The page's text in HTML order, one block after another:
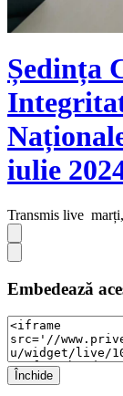
Ședința
iulie
Transmis live
Embedează
Închide